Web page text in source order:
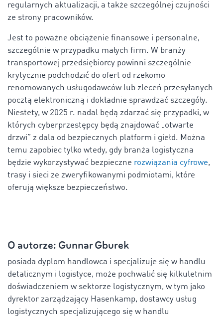
regularnych aktualizacji, a także szczególnej czujności
ze strony pracowników.
Jest to poważne obciążenie finansowe i personalne,
szczególnie w przypadku małych firm. W branży
transportowej przedsiębiorcy powinni szczególnie
krytycznie podchodzić do ofert od rzekomo
renomowanych usługodawców lub zleceń przesyłanych
pocztą elektroniczną i dokładnie sprawdzać szczegóły.
Niestety, w 2025 r. nadal będą zdarzać się przypadki, w
których cyberprzestępcy będą znajdować „otwarte
drzwi” z dala od bezpiecznych platform i giełd. Można
temu zapobiec tylko wtedy, gdy branża logistyczna
będzie wykorzystywać bezpieczne rozwiązania cyfrowe,
trasy i sieci ze zweryfikowanymi podmiotami, które
oferują większe bezpieczeństwo.
O autorze: Gunnar Gburek
posiada dyplom handlowca i specjalizuje się w handlu
detalicznym i logistyce, może pochwalić się kilkuletnim
doświadczeniem w sektorze logistycznym, w tym jako
dyrektor zarządzający Hasenkamp, dostawcy usług
logistycznych specjalizującego się w handlu